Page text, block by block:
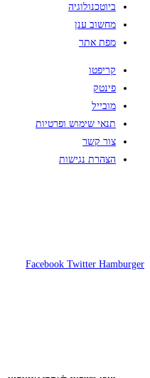
ביוטכנולוגיה
מחשוב ענן
מפת אתר
קריפטו
פינטק
מובייל
תנאי שימוש ופרטיות
צור קשר
הצהרת נגישות
Facebook Twitter Hamburger